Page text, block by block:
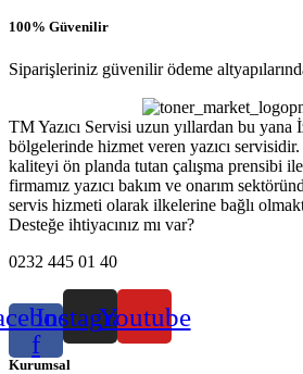
100% Güvenilir
Siparişleriniz güvenilir ödeme
TM Yazıcı Servisi uzun yıllardan bu yana
bölgelerinde hizmet veren yazıcı
kaliteyi ön planda tutan çalışma prensibi
firmamız yazıcı bakım ve onarım
servis hizmeti olarak ilkelerine bağlı
Desteğe ihtiyacınız mı var?
0232 445 01 40
f
InstagramYoutube
Kurumsal